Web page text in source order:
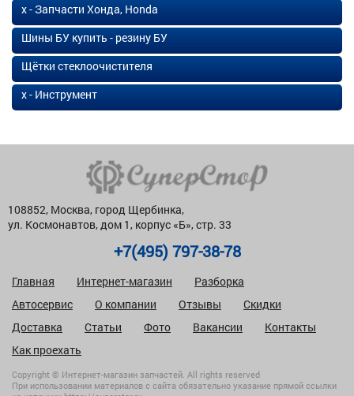
х - Запчасти Хонда, Honda
Шины БУ купить - резину БУ
Щётки стеклоочистителя
х - Инструмент
108852, Москва, город Щербинка,
ул. Космонавтов, дом 1, корпус «Б», стр. 33
+7(495) 797-38-78
Главная Интернет-магазин
Разборка
Автосервис
О компании Отзывы
Скидки
Доставка
Статьи Фото Вакансии
Контакты
Как проехать
Copyright © Интернет-магазин запчастей. All rights reserved
При использовании материалов с сайта обязательно указание прямой ссылки